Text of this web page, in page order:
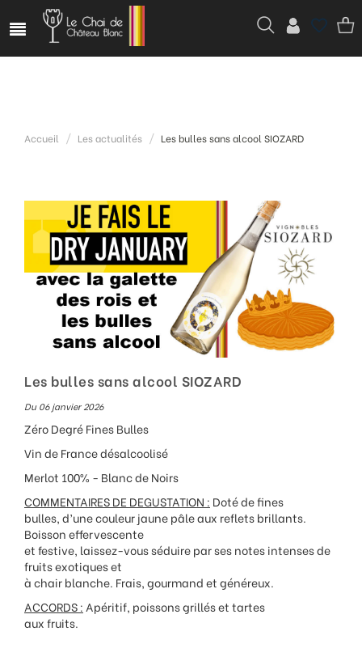
Accueil Les actualités Les bulles sans alcool SIOZARD
Les bulles sans alcool SIOZARD
Du 06 janvier 2026
Zéro Degré Fines Bulles
Vin de France désalcoolisé
Merlot 100% - Blanc de Noirs
COMMENTAIRES DE DEGUSTATION : Doté de fines
bulles, d’une couleur jaune pâle aux reflets brillants.
Boisson effervescente
et festive, laissez-vous séduire par ses notes intenses de
fruits exotiques et
à chair blanche. Frais, gourmand et généreux.
ACCORDS : Apéritif, poissons grillés et tartes
aux fruits.